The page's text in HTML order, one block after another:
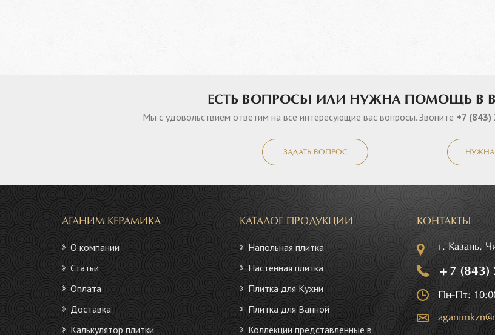
ЕСТЬ ВОПРОСЫ ИЛИ НУЖНА ПОМОЩЬ В
Мы с удовольствием ответим на все интересующие вас вопросы. Звоните +7
ЗАДАТЬ ВОПРОС
АГАНИМ КЕРАМИКА
О компании
Статьи
Оплата
Доставка
Калькулятор плитки
КАТАЛОГ ПРОДУКЦИИ
Напольная плитка
Настенная плитка
Плитка для Кухни
Плитка для Ванной
Коллекции представленные в
КОНТАКТЫ
г. Казань,
+7 (843)
Пн-Пт: